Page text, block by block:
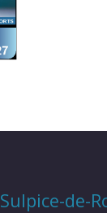
de-